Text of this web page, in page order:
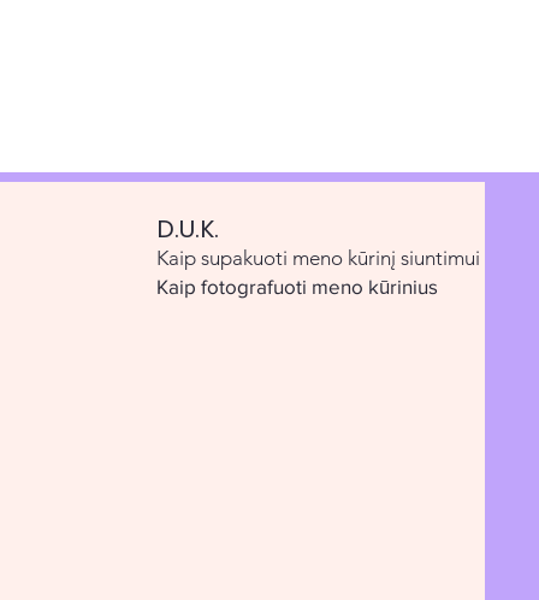
D.U.K.
Kaip supakuoti meno kūrinį siuntimui
Kaip fotografuoti meno kūrinius